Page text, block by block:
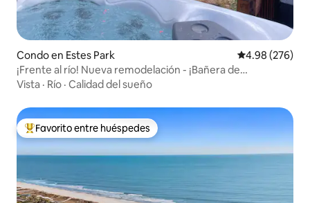
Condo en Estes Park Calificación
4.98 (276)
¡Frente al río! Nueva remodelación - ¡Bañera de
hidromasaje! A 3 minutos de RMNP
Vista · Río · Calidad del sueño
Favorito entre huéspedes preferido
Favorito entre huéspedes